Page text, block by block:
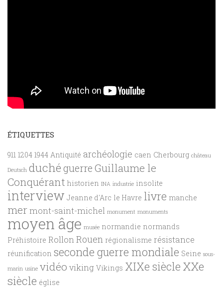
ÉTIQUETTES
911 1204 1944 Antiquité archéologie caen Cherbourg château
Deutsch duché guerreGuillaume le
Conquérant historien INA industrie insolite
interview Jeanne d'Arc le Havre livre manche
mermont-saint-michel monument monuments
moyen âge musée normandie normands
Préhistoire RollonRouen régionalisme résistance
réunification seconde guerre mondiale Seine sous-
marin usine vidéo viking Vikings XIXe siècle XXe
siècle église